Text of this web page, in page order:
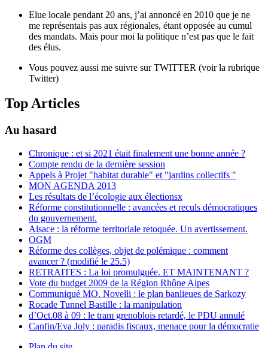
Elue locale pendant 20 ans, j’ai annoncé en 2010 que je ne
me représentais pas aux régionales, étant opposée au cumul
des mandats. Mais pour moi la politique n’est pas que le fait
des élus.
Vous pouvez aussi me suivre sur TWITTER (voir la rubrique
Twitter)
Top Articles
Au hasard
Chronique : et si 2021 était finalement une bonne année ?
Compte rendu de la dernière session
Appels à Projet "habitat durable" et "jardins collectifs "
MON AGENDA 2013
Les résultats de l’écologie aux électionsx
Réforme constitutionnelle : avancées et reculs démocratiques
du gouvernement.
Alsace : la réforme territoriale retoquée. Un avertissement.
OGM
Réforme des collèges, objet de polémique : comment
avancer ? (modifié le 25.5)
RETRAITES : La loi promulguée. ET MAINTENANT ?
Vote du budget 2009 de la Région Rhône Alpes
Communiqué MO. Novelli : le plan banlieues de Sarkozy
Rocade Tunnel Bastille : la manipulation
d’Oct.08 à 09 : le tram grenoblois retardé, le PDU annulé
Canfin/Eva Joly : paradis fiscaux, menace pour la démocratie